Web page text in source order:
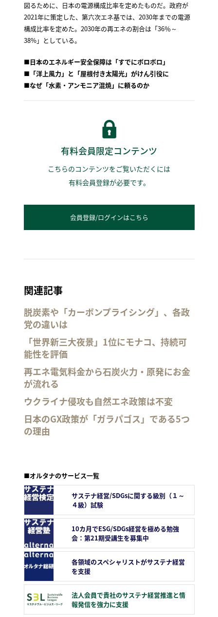
図るために、日本の電源構成比率を定めたものだ。政府が
2021年に策定した、第六次エネ基では、2030年までの電源
構成比率を定めた。2030年の再エネの割合は「36％～
38%」としている。
■日本のエネルギー安全保障は「すでにボロボロ」
■ 「洋上風力」と「屋根付き太陽光」がけん引役に
■なぜ「水素・アンモニア混焼」に頼るのか
有料会員限定コンテンツ
こちらのコンテンツをご覧いただくには
有料会員登録が必要です。
会員登録/ログインはこちら
関連記事
脱炭素や「カーボンプライシング」、各政
党の違いは
「世界新三大夜景」1位にモナコ、持続可
能性を評価
再エネ電気料金から石炭火力・原発にお金
が流れる
ウクライナ侵攻も自然エネ政策は不変
日本のGX政策が「ガラパゴス」である5つ
の理由
■オルタナのサービス一覧
サステナ経営/SDGsに関する級別（１～
４級）試験
10カ月でESG/SDGs経営を極める勉強
会：第21期受講生を募集中
各領域のスペシャリストがサステナ経営
を支援
法人会員で貴社のサステナ経営推進と情
報発信を強力に支援